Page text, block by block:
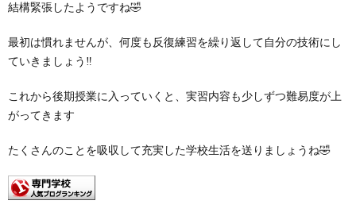
結構緊張したようですね🤣
最初は慣れませんが、何度も反復練習を繰り返して自分の技術にし
ていきましょう‼
これから後期授業に入っていくと、実習内容も少しずつ難易度が上
がってきます
たくさんのことを吸収して充実した学校生活を送りましょうね🤣